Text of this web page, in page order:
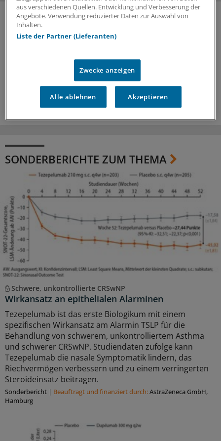
SONDERBERICHTE ZUM THEMA
Schwere, unkontrollierte CRSwNP
Wirkansatz an epithelialen Alarminen
Tezepelumab ist das erste Biologikum mit einem
spezifischen Wirkansatz am Alarmin TSLP für die
Behandlung von schwerem, unkontrolliertem Asthma
und schwerer CRSwNP. Studiendaten zufolge kann
Tezepelumab die nasale Symptomatik lindern, das
Riechvermögen verbessern und zu einem verringerten
Steroideinsatz beitragen.
Sonderbericht | Beauftragt und ﬁnanziert durch:AstraZeneca GmbH,
Hamburg
aus verschiedenen Quellen. Entwicklung und Verbesserung der
Angebote. Verwendung reduzierter Daten zur Auswahl von
Inhalten.
Liste der Partner (Lieferanten)
Zwecke anzeigen
Alle ablehnen Akzeptieren